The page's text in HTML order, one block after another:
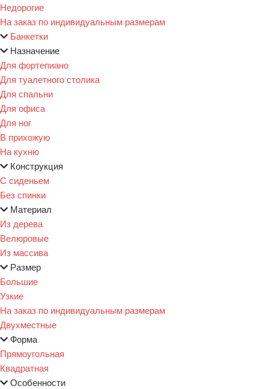
Недорогие
На заказ по индивидуальным размерам
Банкетки
Назначение
Для фортепиано
Для туалетного столика
Для спальни
Для офиса
Для ног
В прихожую
На кухню
Конструкция
С сиденьем
Без спинки
Материал
Из дерева
Велюровые
Из массива
Размер
Большие
Узкие
На заказ по индивидуальным размерам
Двухместные
Форма
Прямоугольная
Квадратная
Особенности